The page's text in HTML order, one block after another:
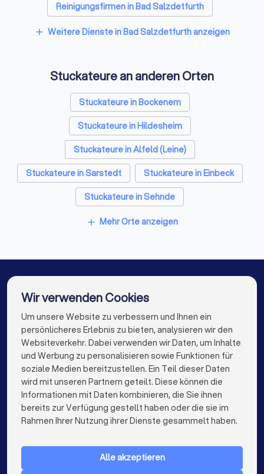
Reinigungsfirmen in Bad Salzdetfurth
Spezialisten für Dämmung in Bad Salzdetfurth
Kammerjäger in Bad Salzdetfurth
Sicherheitstechniker in Bad Salzdetfurth
Trockenbauer in Bad Salzdetfurth
Sanitärinstallateure in Bad Salzdetfurth
Fliesenleger in Bad Salzdetfurth
Fensterbauer in Bad Salzdetfurth
Bodenleger in Bad Salzdetfurth
add Weitere Dienste in Bad Salzdetfurth anzeigen
Stuckateure an anderen Orten
Stuckateure in Bockenem
Stuckateure in Hildesheim
Stuckateure in Alfeld (Leine)
Stuckateure in Sarstedt
Stuckateure in Einbeck
Stuckateure in Sehnde
Stuckateure in Langelsheim
Stuckateure in Hamburg
Stuckateure in Köln
Stuckateure in Frankfurt am Main
Stuckateure in Stuttgart
Stuckateure in Düsseldorf
Stuckateure in Dortmund
Stuckateure in Essen
Stuckateure in Dresden
Stuckateure in Hannover
add Mehr Orte anzeigen
Die besten Stuckateure für Sie
info@trustlocal.de
FÜR PRIVATPERSONEN
Wir verwenden Cookies
Um unsere Website zu verbessern und Ihnen ein
persönlicheres Erlebnis zu bieten, analysieren wir den
Websiteverkehr. Dabei verwenden wir Daten, um Inhalte
und Werbung zu personalisieren sowie Funktionen für
soziale Medien bereitzustellen. Ein Teil dieser Daten
wird mit unseren Partnern geteilt. Diese können die
Informationen mit Daten kombinieren, die Sie ihnen
bereits zur Verfügung gestellt haben oder die sie im
Rahmen Ihrer Nutzung ihrer Dienste gesammelt haben.
Alle akzeptieren